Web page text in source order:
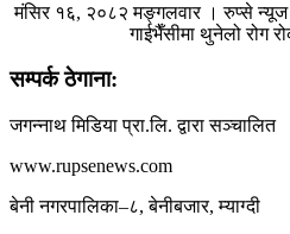
मंसिर १६, २०८२ मङ्गलवार । रुप्से न्यूज
गाईभैँसीमा थुनेलो रोग
सम्पर्क ठेगाना:
जगन्नाथ मिडिया प्रा.लि. द्वारा सञ्चालित
www.rupsenews.com
बेनी नगरपालिका–८, बेनीबजार, म्याग्दी